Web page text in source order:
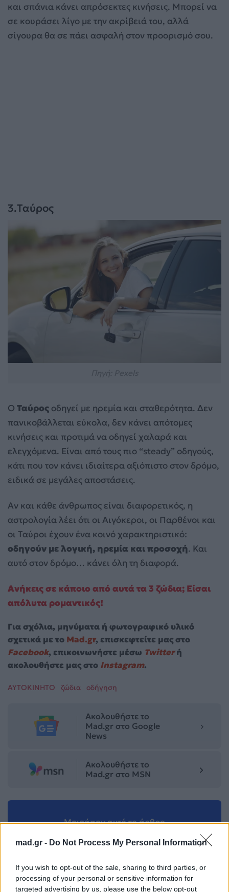
mad.gr - Do Not Process My Personal Information
If you wish to opt-out of the sale, sharing to third parties, or
processing of your personal or sensitive information for
targeted advertising by us, please use the below opt-out
και σπάνια κάνει απρόσεκτες κινήσεις. Μπορεί να
σε κουράσει λίγο με την ακρίβειά του, αλλά
σίγουρα θα σε πάει ασφαλή στον προορισμό σου.
3.Ταύρος
Ο Ταύρος οδηγεί με ηρεμία και σταθερότητα. Δεν
πανικοβάλλεται εύκολα, δεν κάνει απότομες
κινήσεις και προτιμά να οδηγεί χαλαρά και
ελεγχόμενα. Είναι από τους πιο “steady” οδηγούς,
κάτι που τον κάνει ιδιαίτερα αξιόπιστο στον δρόμο,
ειδικά σε μεγάλες αποστάσεις.
Αν και κάθε άνθρωπος είναι διαφορετικός, η
αστρολογία λέει ότι οι Αιγόκεροι, οι Παρθένοι και
οι Ταύροι έχουν ένα κοινό χαρακτηριστικό:
οδηγούν με λογική, ηρεμία και προσοχή. Και
αυτό στον δρόμο… κάνει όλη τη διαφορά.
Ανήκεις σε κάποιο από αυτά τα 3 ζώδια; Είσαι
απόλυτα ρομαντικός!
Για σχόλια, μηνύματα ή φωτογραφικό υλικό
σχετικά με το Mad.gr, επισκεφτείτε μας στο
Facebook, επικοινωνήστε μέσω Twitterή
ακολουθήστε μας στο Instagram.
ΑΥΤΟΚΙΝΗΤΟ ζώδια οδήγηση
Ακολουθήστε το
Mad.gr στο Google
News
Ακολουθήστε το
Mad.gr στο MSN
Μοιράσου αυτό το άρθρο